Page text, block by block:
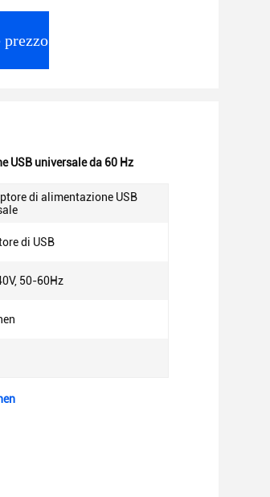
USB universale da 60 Hz
di alimentazione USB
di USB
50-60Hz